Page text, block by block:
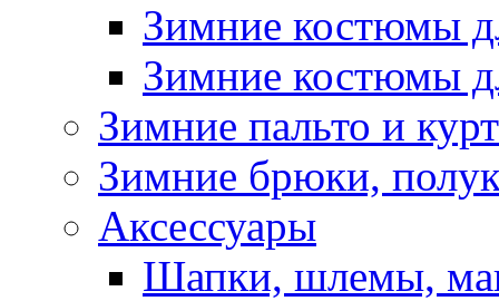
Зимние костюмы
Зимние костюмы
Зимние пальто и
Зимние брюки,
Аксессуары
Шапки, шлемы,